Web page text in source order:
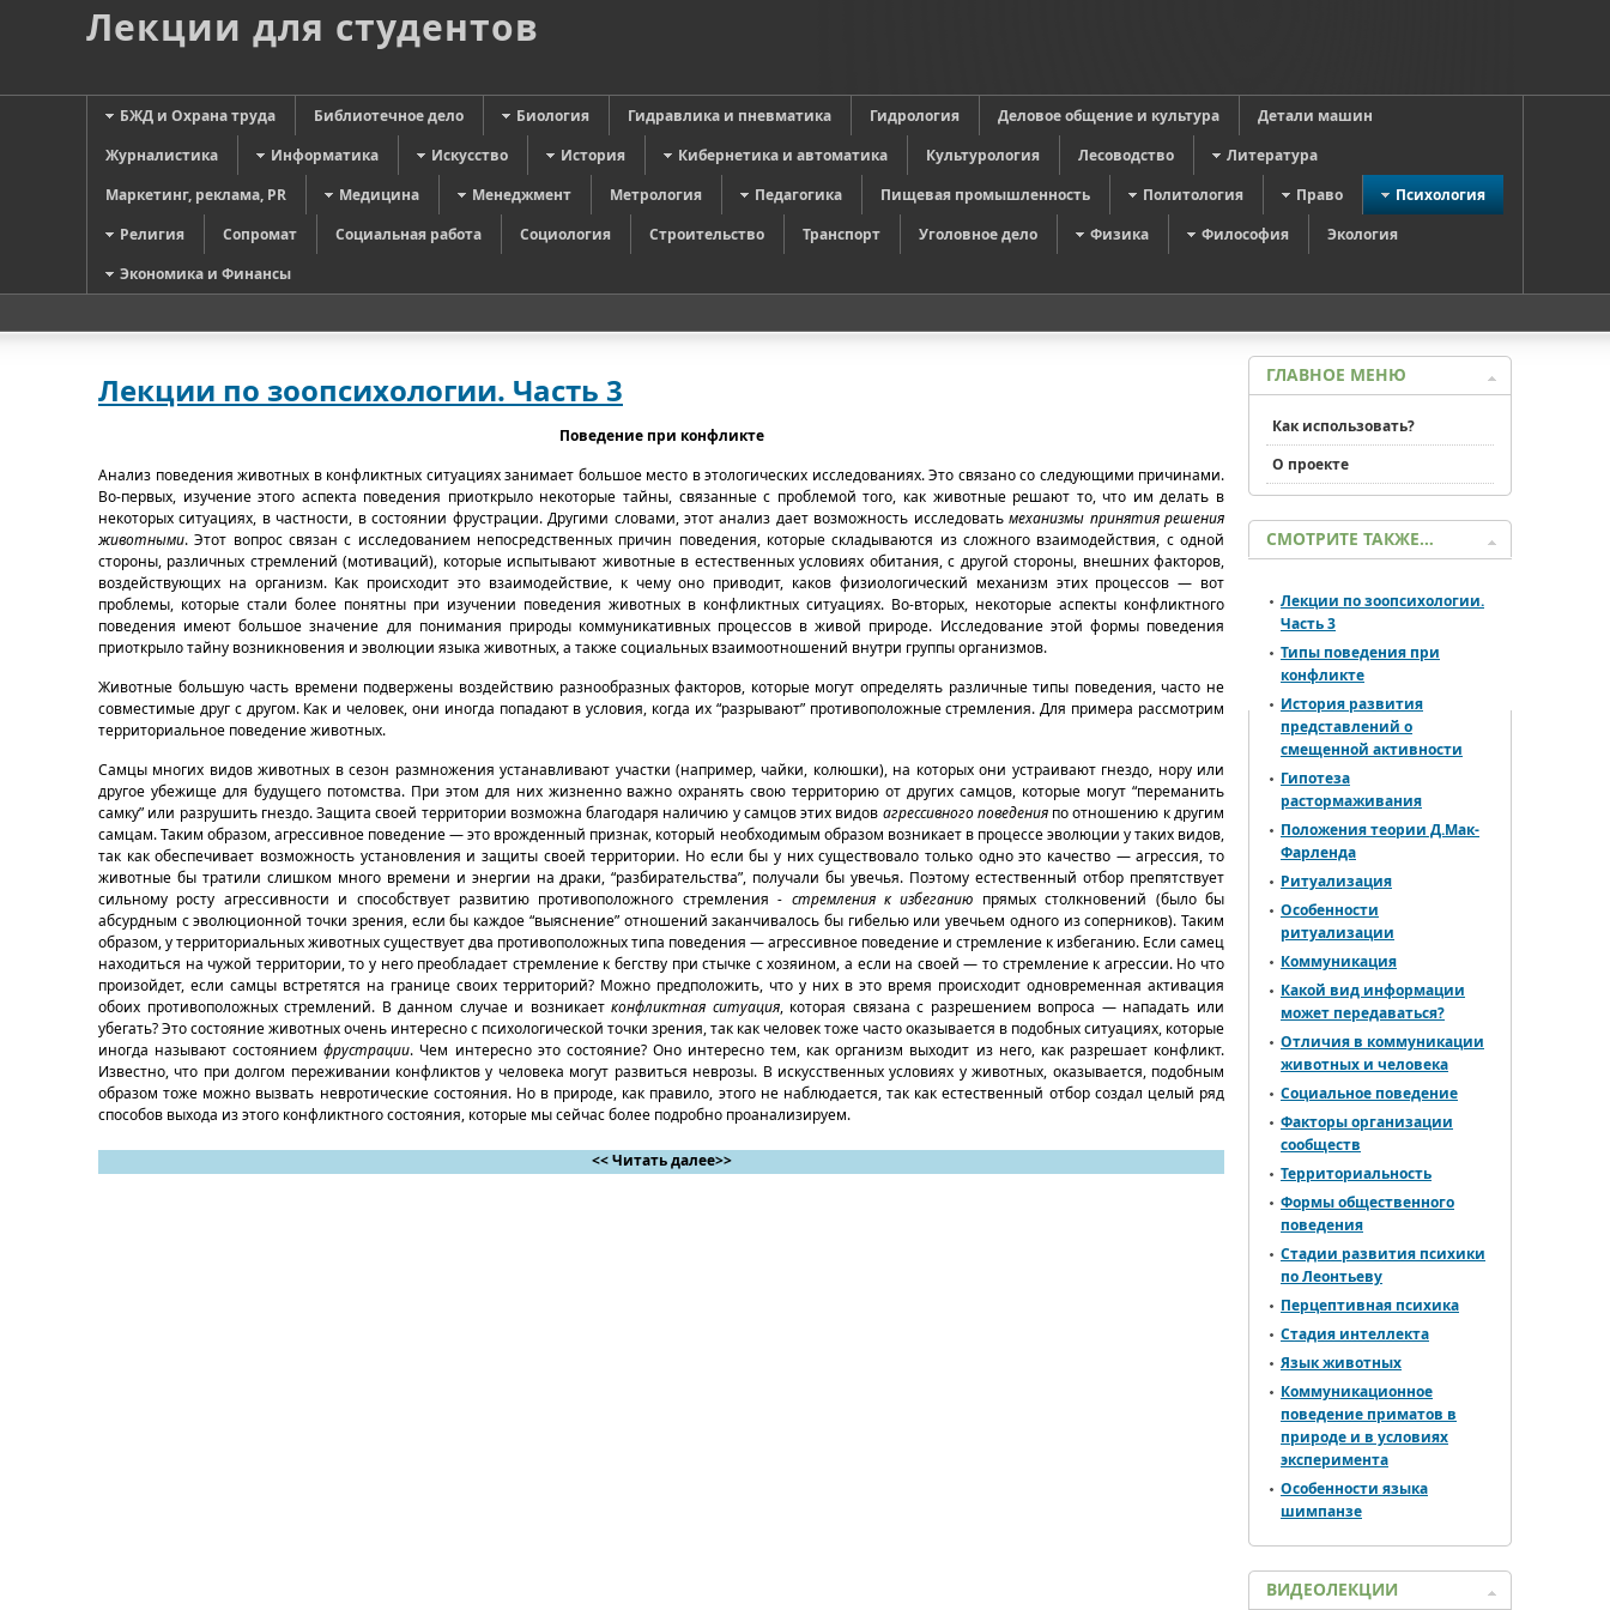
Лекции для студентов
БЖД и Охрана труда Библиотечное дело Биология Гидравлика и пневматика Гидрология Деловое общение и культура
Детали машин
Журналистика
Информатика Искусство История Кибернетика и автоматика Культурология Лесоводство
Литература
Маркетинг, реклама, PR
Медицина Менеджмент Метрология Педагогика Пищевая промышленность Политология Право
Психология
Религия
Сопромат Социальная работа Социология Строительство Транспорт Уголовное дело Физика Философия
Экология
Экономика и Финансы
Лекции по зоопсихологии. Часть 3
Поведение при конфликте
Анализ поведения животных в конфликтных ситуациях занимает большое место в этологических исследованиях. Это связано со следующими причинами.
Во-первых, изучение этого аспекта поведения приоткрыло некоторые тайны, связанные с проблемой того, как животные решают то, что им делать в
некоторых ситуациях, в частности, в состоянии фрустрации. Другими словами, этот анализ дает возможность исследоватьмеханизмы принятия решения
животными. Этот вопрос связан с исследованием непосредственных причин поведения, которые складываются из сложного взаимодействия, с одной
стороны, различных стремлений (мотиваций), которые испытывают животные в естественных условиях обитания, с другой стороны, внешних факторов,
воздействующих на организм. Как происходит это взаимодействие, к чему оно приводит, каков физиологический механизм этих процессов — вот
проблемы, которые стали более понятны при изучении поведения животных в конфликтных ситуациях. Во-вторых, некоторые аспекты конфликтного
поведения имеют большое значение для понимания природы коммуникативных процессов в живой природе. Исследование этой формы поведения
приоткрыло тайну возникновения и эволюции языка животных, а также социальных взаимоотношений внутри группы организмов.
Животные большую часть времени подвержены воздействию разнообразных факторов, которые могут определять различные типы поведения, часто не
совместимые друг с другом. Как и человек, они иногда попадают в условия, когда их “разрывают” противоположные стремления. Для примера рассмотрим
территориальное поведение животных.
Самцы многих видов животных в сезон размножения устанавливают участки (например, чайки, колюшки), на которых они устраивают гнездо, нору или
другое убежище для будущего потомства. При этом для них жизненно важно охранять свою территорию от других самцов, которые могут “переманить
самку” или разрушить гнездо. Защита своей территории возможна благодаря наличию у самцов этих видов агрессивного поведенияпо отношению к другим
самцам. Таким образом, агрессивное поведение — это врожденный признак, который необходимым образом возникает в процессе эволюции у таких видов,
так как обеспечивает возможность установления и защиты своей территории. Но если бы у них существовало только одно это качество — агрессия, то
животные бы тратили слишком много времени и энергии на драки, “разбирательства”, получали бы увечья. Поэтому естественный отбор препятствует
сильному росту агрессивности и способствует развитию противоположного стремления- стремления к избеганию прямых столкновений (было бы
абсурдным с эволюционной точки зрения, если бы каждое “выяснение” отношений заканчивалось бы гибелью или увечьем одного из соперников). Таким
образом, у территориальных животных существует два противоположных типа поведения — агрессивное поведение и стремление к избеганию. Если самец
находиться на чужой территории, то у него преобладает стремление к бегству при стычке с хозяином, а если на своей — то стремление к агрессии. Но что
произойдет, если самцы встретятся на границе своих территорий? Можно предположить, что у них в это время происходит одновременная активация
обоих противоположных стремлений. В данном случае и возникаетконфликтная ситуация, которая связана с разрешением вопроса — нападать или
убегать? Это состояние животных очень интересно с психологической точки зрения, так как человек тоже часто оказывается в подобных ситуациях, которые
иногда называют состояниемфрустрации. Чем интересно это состояние? Оно интересно тем, как организм выходит из него, как разрешает конфликт.
Известно, что при долгом переживании конфликтов у человека могут развиться неврозы. В искусственных условиях у животных, оказывается, подобным
образом тоже можно вызвать невротические состояния. Но в природе, как правило, этого не наблюдается, так как естественный отбор создал целый ряд
способов выхода из этого конфликтного состояния, которые мы сейчас более подробно проанализируем.
<< Читать далее>>
ГЛАВНОЕ МЕНЮ
Как использовать?
О проекте
СМОТРИТЕ ТАКЖЕ…
Лекции по зоопсихологии.
Часть 3
Типы поведения при
конфликте
История развития
представлений о
смещенной активности
Гипотеза
растормаживания
Положения теории Д.Мак-
Фарленда
Ритуализация
Особенности
ритуализации
Коммуникация
Какой вид информации
может передаваться?
Отличия в коммуникации
животных и человека
Социальное поведение
Факторы организации
сообществ
Территориальность
Формы общественного
поведения
Стадии развития психики
по Леонтьеву
Перцептивная психика
Стадия интеллекта
Язык животных
Коммуникационное
поведение приматов в
природе и в условиях
эксперимента
Особенности языка
шимпанзе
ВИДЕОЛЕКЦИИ